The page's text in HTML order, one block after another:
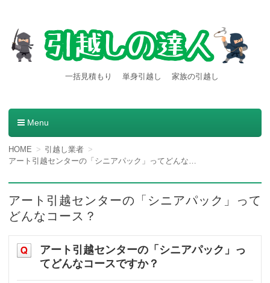
【引越しの達人】東京都内発
引越し料金一括見積もりサービスを利用すると引越し料金
一括見積もり 単身引越し 家族の引越し
Menu
コンテンツへ移動
HOME
引越し業者
アート引越センターの「シニアパック」ってどんなコース？
アート引越センターの「シニアパック」って
どんなコース？
アート引越センターの「シニアパック」っ
てどんなコースですか？